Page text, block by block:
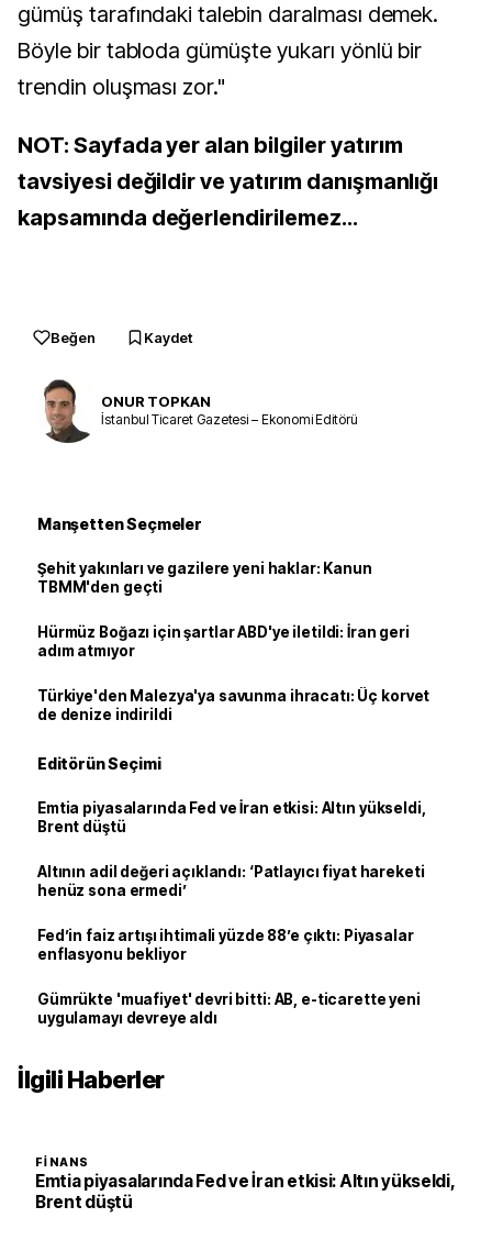
gümüş tarafındaki talebin daralması demek.
Böyle bir tabloda gümüşte yukarı yönlü bir
trendin oluşması zor."
NOT: Sayfada yer alan bilgiler yatırım
tavsiyesi değildir ve yatırım danışmanlığı
kapsamında değerlendirilemez...
Beğen Kaydet
ONUR TOPKAN
İstanbul Ticaret Gazetesi – Ekonomi Editörü
Manşetten Seçmeler
Şehit yakınları ve gazilere yeni haklar: Kanun
TBMM'den geçti
Hürmüz Boğazı için şartlar ABD'ye iletildi: İran geri
adım atmıyor
Türkiye'den Malezya'ya savunma ihracatı: Üç korvet
de denize indirildi
Editörün Seçimi
Emtia piyasalarında Fed ve İran etkisi: Altın yükseldi,
Brent düştü
Altının adil değeri açıklandı: ‘Patlayıcı fiyat hareketi
henüz sona ermedi’
Fed’in faiz artışı ihtimali yüzde 88’e çıktı: Piyasalar
enflasyonu bekliyor
Gümrükte 'muafiyet' devri bitti: AB, e-ticarette yeni
uygulamayı devreye aldı
İlgili Haberler
FINANS
Emtia piyasalarında Fed ve İran etkisi: Altın yükseldi,
Brent düştü